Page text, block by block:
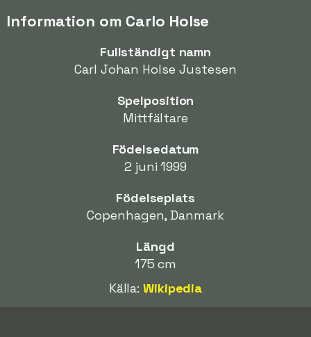
Information om Carlo Holse
Fullständigt namn
Carl Johan Holse Justesen
Spelposition
Mittfältare
Födelsedatum
2 juni 1999
Födelseplats
Copenhagen, Danmark
Längd
175 cm
Källa:Wikipedia